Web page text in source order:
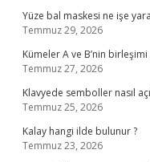
Yüze bal maskesi ne işe
Temmuz 29, 2026
Kümeler A ve B’nin
Temmuz 27, 2026
Klavyede semboller nasıl
Temmuz 25, 2026
Kalay hangi ilde bulunur ?
Temmuz 23, 2026